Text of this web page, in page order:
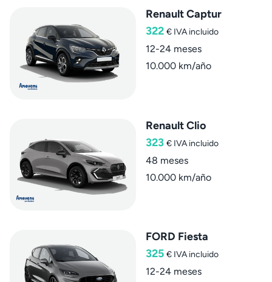
Renault Captur
322 € IVA incluido
12-24 meses
10.000 km/año
Renault Clio
323 € IVA incluido
48 meses
10.000 km/año
FORD Fiesta
325 € IVA incluido
12-24 meses